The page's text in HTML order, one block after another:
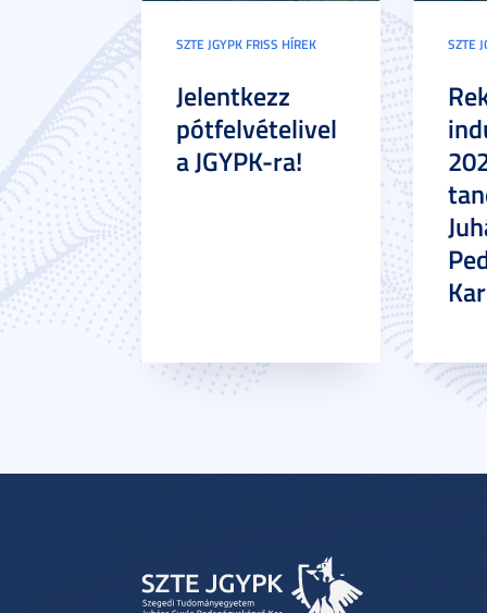
SZTE JGYPK FRISS HÍREK
Jelentkezz
pótfelvételivel
a JGYPK-ra!
SZTE